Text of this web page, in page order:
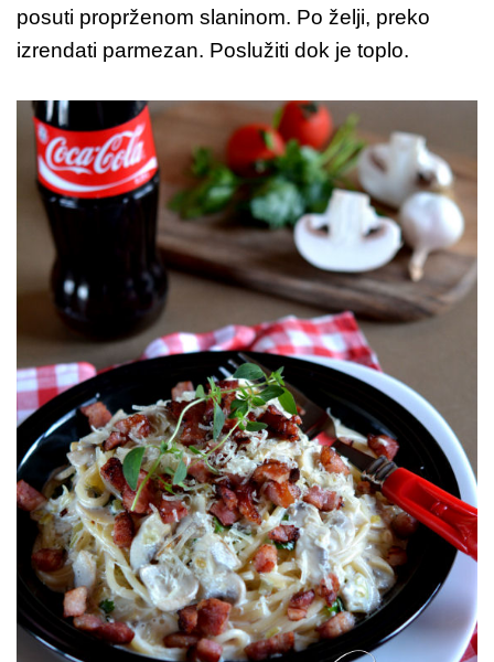
posuti proprženom slaninom. Po želji, preko
izrendati parmezan. Poslužiti dok je toplo.